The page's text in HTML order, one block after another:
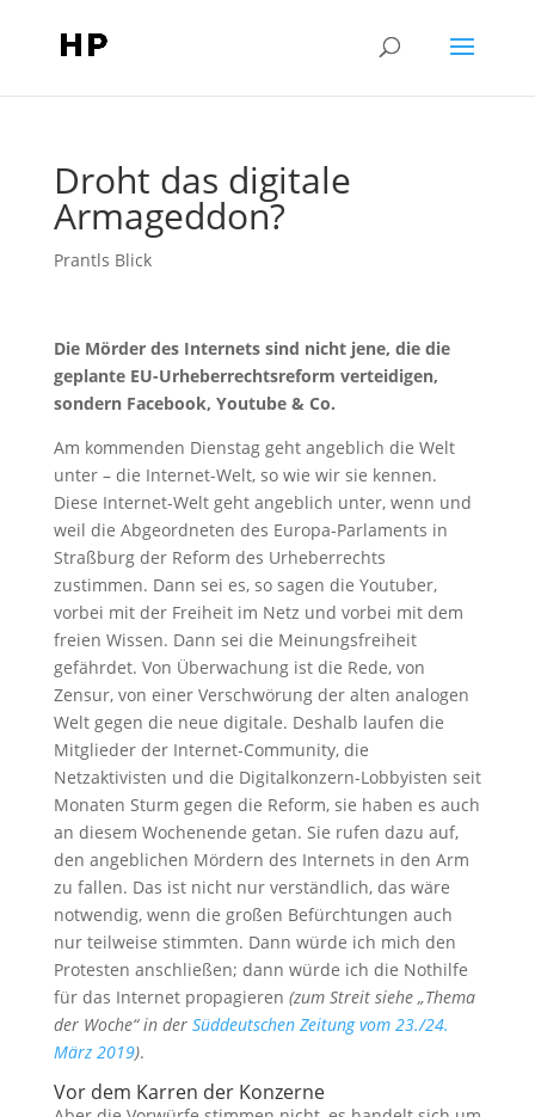
Droht das digitale
Armageddon?
Prantls Blick
Die Mörder des Internets sind nicht jene, die die
geplante EU-Urheberrechtsreform verteidigen,
sondern Facebook, Youtube & Co.
Am kommenden Dienstag geht angeblich die Welt
unter – die Internet-Welt, so wie wir sie kennen.
Diese Internet-Welt geht angeblich unter, wenn und
weil die Abgeordneten des Europa-Parlaments in
Straßburg der Reform des Urheberrechts
zustimmen. Dann sei es, so sagen die Youtuber,
vorbei mit der Freiheit im Netz und vorbei mit dem
freien Wissen. Dann sei die Meinungsfreiheit
gefährdet. Von Überwachung ist die Rede, von
Zensur, von einer Verschwörung der alten analogen
Welt gegen die neue digitale. Deshalb laufen die
Mitglieder der Internet-Community, die
Netzaktivisten und die Digitalkonzern-Lobbyisten seit
Monaten Sturm gegen die Reform, sie haben es auch
an diesem Wochenende getan. Sie rufen dazu auf,
den angeblichen Mördern des Internets in den Arm
zu fallen. Das ist nicht nur verständlich, das wäre
notwendig, wenn die großen Befürchtungen auch
nur teilweise stimmten. Dann würde ich mich den
Protesten anschließen; dann würde ich die Nothilfe
für das Internet propagieren (zum Streit siehe „Thema
der Woche“ in der Süddeutschen Zeitung vom 23./24.
März 2019).
Vor dem Karren der Konzerne